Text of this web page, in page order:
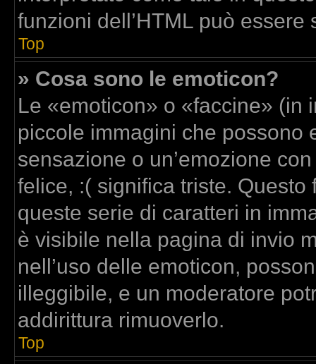
funzioni dell’HTML può
Top
» Cosa sono le emoticon?
Le «emoticon» o «faccine» (in
piccole immagini che possono
sensazione o un’emozione
felice, :( significa triste.
queste serie di caratteri in
è visibile nella pagina di invio
nell’uso delle emoticon,
illeggibile, e un moderatore
addirittura rimuoverlo.
Top